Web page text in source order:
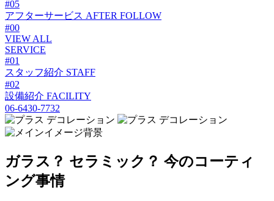
#05
アフターサービス AFTER FOLLOW
#00
VIEW ALL
SERVICE
#01
スタッフ紹介 STAFF
#02
設備紹介 FACILITY
06-6430-7732
ガラス？ セラミック？ 今のコーティ
ング事情